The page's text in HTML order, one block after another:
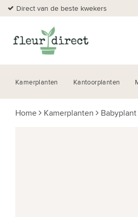
Direct van de beste kwekers
Kamerplanten Kantoorplanten
Home Kamerplanten